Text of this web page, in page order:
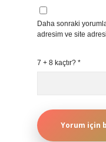
Daha sonraki
adresim ve site
7 + 8 kaçtır? *